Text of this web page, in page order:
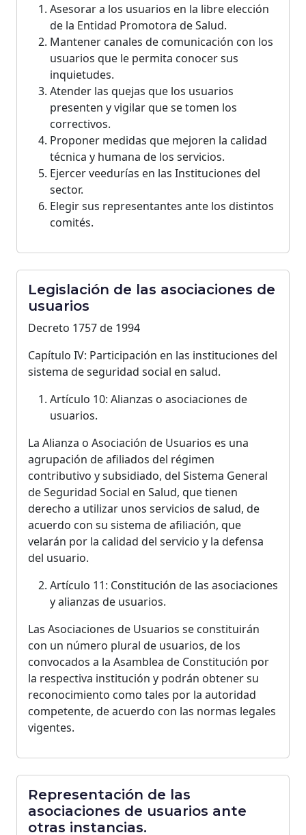
Asesorar a los usuarios en la libre elección
de la Entidad Promotora de Salud.
Mantener canales de comunicación con los
usuarios que le permita conocer sus
inquietudes.
Atender las quejas que los usuarios
presenten y vigilar que se tomen los
correctivos.
Proponer medidas que mejoren la calidad
técnica y humana de los servicios.
Ejercer veedurías en las Instituciones del
sector.
Elegir sus representantes ante los distintos
comités.
Legislación de las asociaciones de
usuarios
Decreto 1757 de 1994
Capítulo IV: Participación en las instituciones del
sistema de seguridad social en salud.
Artículo 10: Alianzas o asociaciones de
usuarios.
La Alianza o Asociación de Usuarios es una
agrupación de afiliados del régimen
contributivo y subsidiado, del Sistema General
de Seguridad Social en Salud, que tienen
derecho a utilizar unos servicios de salud, de
acuerdo con su sistema de afiliación, que
velarán por la calidad del servicio y la defensa
del usuario.
Artículo 11: Constitución de las asociaciones
y alianzas de usuarios.
Las Asociaciones de Usuarios se constituirán
con un número plural de usuarios, de los
convocados a la Asamblea de Constitución por
la respectiva institución y podrán obtener su
reconocimiento como tales por la autoridad
competente, de acuerdo con las normas legales
vigentes.
Representación de las
asociaciones de usuarios ante
otras instancias.